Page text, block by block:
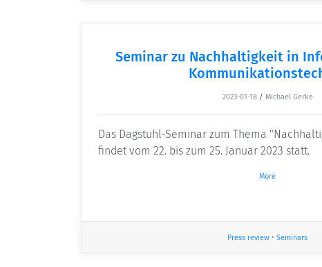
Seminar zu Nachhaltigkeit in
2023-01-18 / Michael Gerke
Das Dagstuhl-Seminar zum Thema
findet vom 22. bis zum 25. Januar 2023 statt.
More
Press review • Seminars